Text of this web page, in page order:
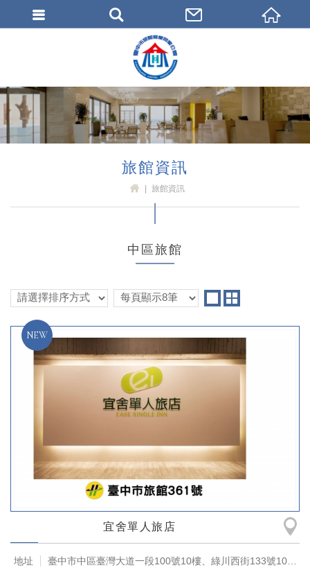
旅館資訊
旅館資訊
中區旅館
宜舍單人旅店
地址
臺中市中區臺灣大道一段100號10樓、綠川西街133號10樓之一